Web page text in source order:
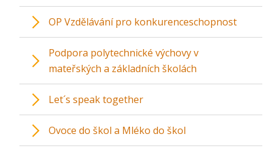
OP Vzdělávání pro konkurenceschopnost
Podpora polytechnické výchovy v
mateřských a základních školách
Let´s speak together
Ovoce do škol a Mléko do škol